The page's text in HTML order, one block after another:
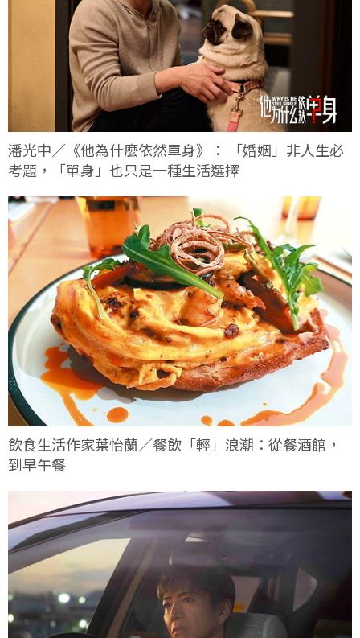
潘光中／《他為什麼依然單身》： 「婚姻」非人生必
考題，「單身」也只是一種生活選擇
飲食生活作家葉怡蘭／餐飲「輕」浪潮：從餐酒館，
到早午餐